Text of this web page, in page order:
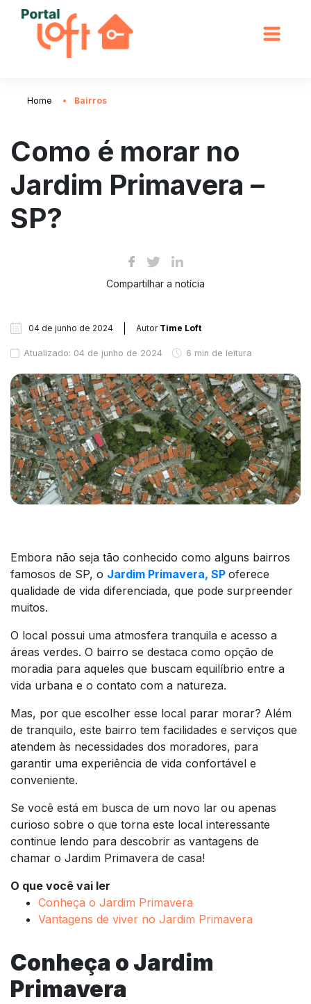
Home Bairros
Como é morar no
Jardim Primavera –
SP?
Compartilhar a notícia
04 de junho de 2024 Autor Time Loft
Atualizado: 04 de junho de 2024 6 min de leitura
Embora não seja tão conhecido como alguns bairros
famosos de SP, o Jardim Primavera, SP oferece
qualidade de vida diferenciada, que pode surpreender
muitos.
O local possui uma atmosfera tranquila e acesso a
áreas verdes. O bairro se destaca como opção de
moradia para aqueles que buscam equilíbrio entre a
vida urbana e o contato com a natureza.
Mas, por que escolher esse local parar morar? Além
de tranquilo, este bairro tem facilidades e serviços que
atendem às necessidades dos moradores, para
garantir uma experiência de vida confortável e
conveniente.
Se você está em busca de um novo lar ou apenas
curioso sobre o que torna este local interessante
continue lendo para descobrir as vantagens de
chamar o Jardim Primavera de casa!
O que você vai ler
Conheça o Jardim Primavera
Vantagens de viver no Jardim Primavera
Conheça o Jardim
Primavera